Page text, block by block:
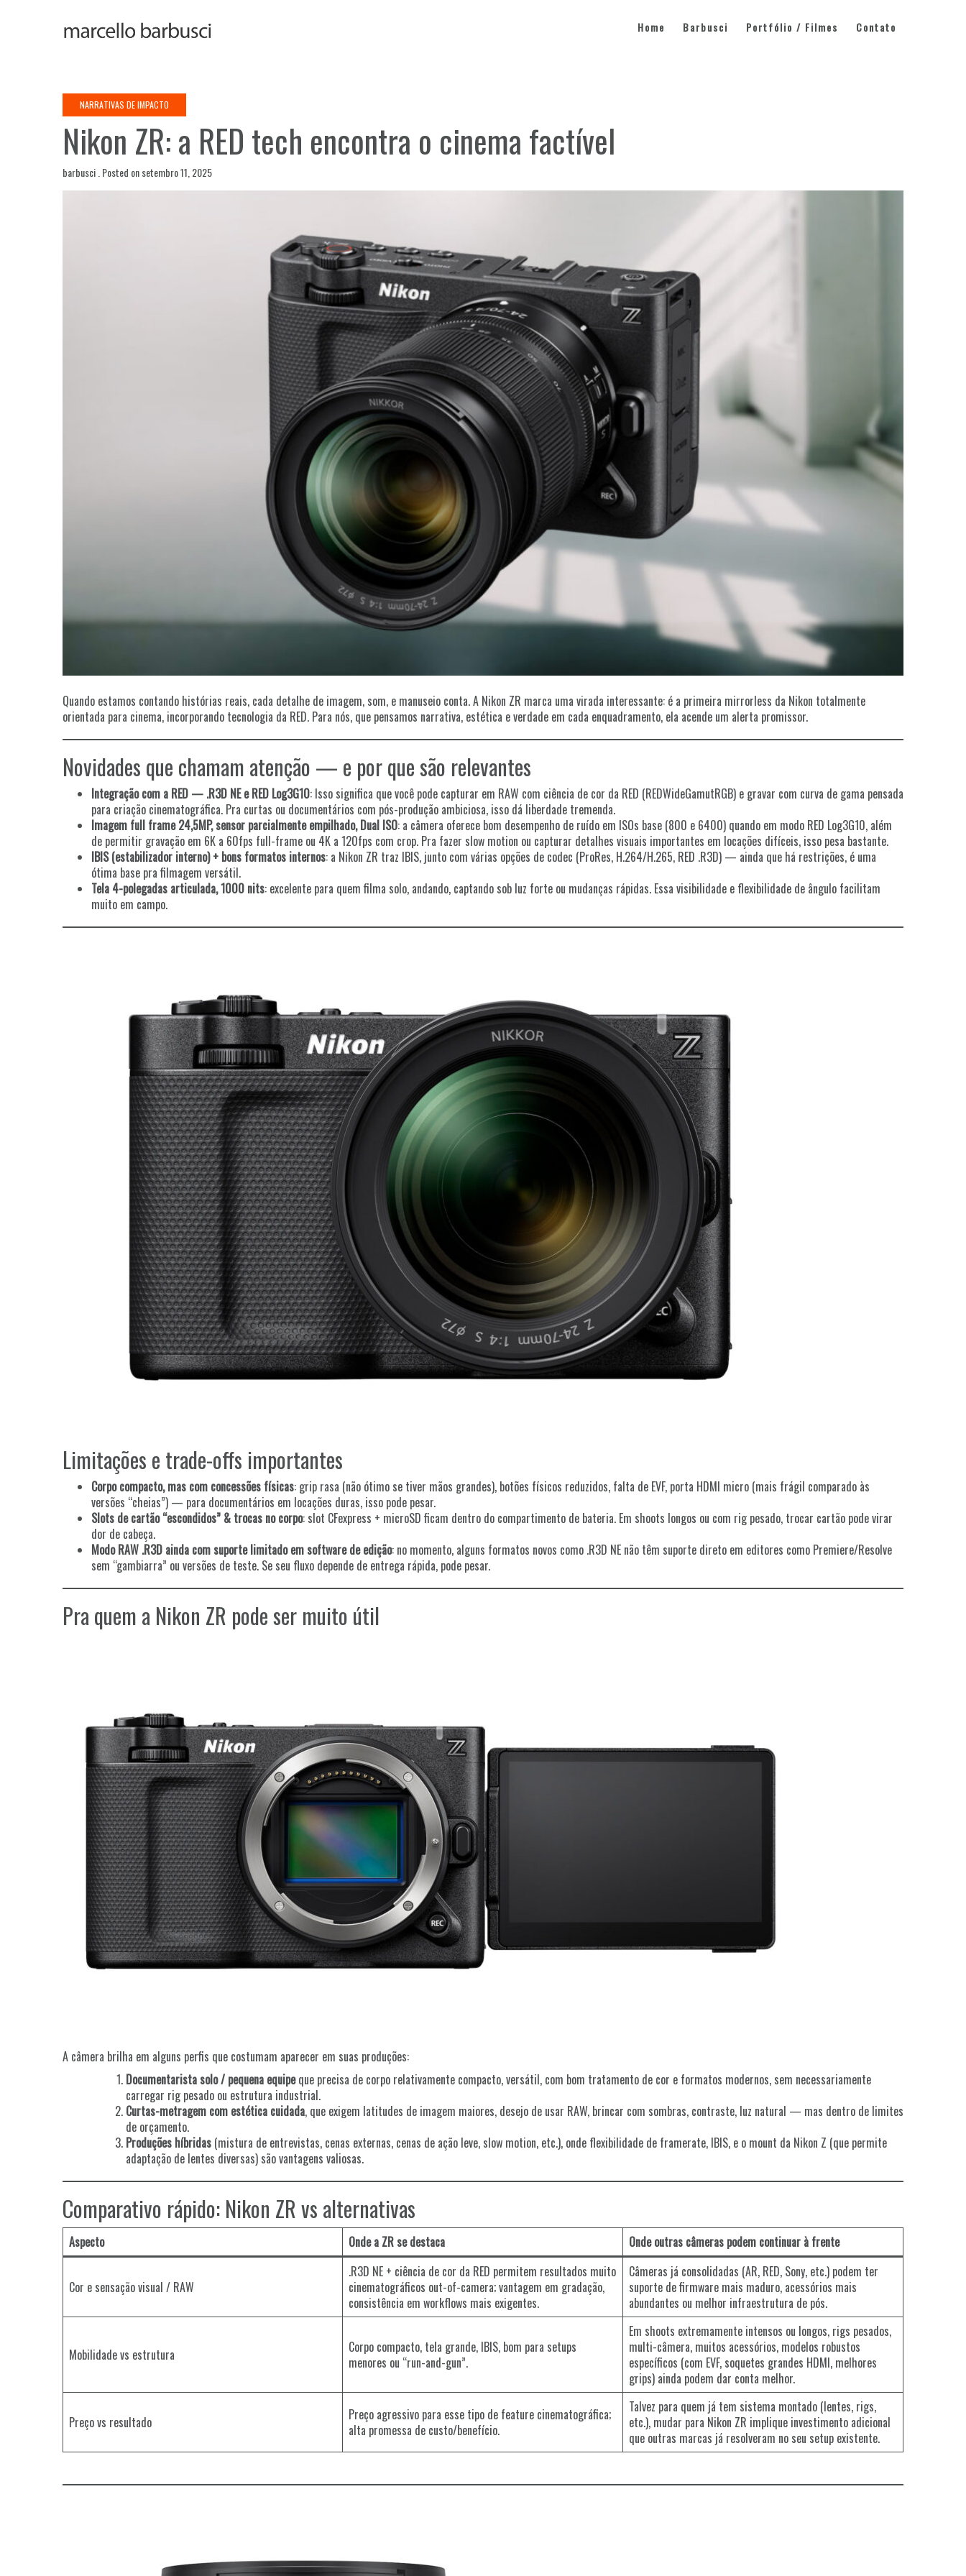
Home Barbusci Portfólio / Filmes Contato
NARRATIVAS DE IMPACTO
Nikon ZR: a RED tech encontra o cinema factível
barbusci . Posted onsetembro 11, 2025
Quando estamos contando histórias reais, cada detalhe de imagem, som, e manuseio conta. A Nikon ZR marca uma virada interessante: é a primeira mirrorless da Nikon totalmente
orientada para cinema, incorporando tecnologia da RED. Para nós, que pensamos narrativa, estética e verdade em cada enquadramento, ela acende um alerta promissor.
Novidades que chamam atenção — e por que são relevantes
Integração com a RED — .R3D NE e RED Log3G10: Isso significa que você pode capturar em RAW com ciência de cor da RED (REDWideGamutRGB) e gravar com curva de gama pensada
para criação cinematográfica. Pra curtas ou documentários com pós-produção ambiciosa, isso dá liberdade tremenda.
Imagem full frame 24,5MP, sensor parcialmente empilhado, Dual ISO: a câmera oferece bom desempenho de ruído em ISOs base (800 e 6400) quando em modo RED Log3G10, além
de permitir gravação em 6K a 60fps full-frame ou 4K a 120fps com crop. Pra fazer slow motion ou capturar detalhes visuais importantes em locações difíceis, isso pesa bastante.
IBIS (estabilizador interno) + bons formatos internos: a Nikon ZR traz IBIS, junto com várias opções de codec (ProRes, H.264/H.265, RED .R3D) — ainda que há restrições, é uma
ótima base pra filmagem versátil.
Tela 4-polegadas articulada, 1000 nits: excelente para quem filma solo, andando, captando sob luz forte ou mudanças rápidas. Essa visibilidade e flexibilidade de ângulo facilitam
muito em campo.
Limitações e trade-offs importantes
Corpo compacto, mas com concessões físicas: grip rasa (não ótimo se tiver mãos grandes), botões físicos reduzidos, falta de EVF, porta HDMI micro (mais frágil comparado às
versões “cheias”) — para documentários em locações duras, isso pode pesar.
Slots de cartão “escondidos” & trocas no corpo: slot CFexpress + microSD ficam dentro do compartimento de bateria. Em shoots longos ou com rig pesado, trocar cartão pode virar
dor de cabeça.
Modo RAW .R3D ainda com suporte limitado em software de edição: no momento, alguns formatos novos como .R3D NE não têm suporte direto em editores como Premiere/Resolve
sem “gambiarra” ou versões de teste. Se seu fluxo depende de entrega rápida, pode pesar.
Pra quem a Nikon ZR pode ser muito útil
A câmera brilha em alguns perfis que costumam aparecer em suas produções:
Documentarista solo / pequena equipeque precisa de corpo relativamente compacto, versátil, com bom tratamento de cor e formatos modernos, sem necessariamente
carregar rig pesado ou estrutura industrial.
Curtas-metragem com estética cuidada, que exigem latitudes de imagem maiores, desejo de usar RAW, brincar com sombras, contraste, luz natural — mas dentro de limites
de orçamento.
Produções híbridas (mistura de entrevistas, cenas externas, cenas de ação leve, slow motion, etc.), onde flexibilidade de framerate, IBIS, e o mount da Nikon Z (que permite
adaptação de lentes diversas) são vantagens valiosas.
Comparativo rápido: Nikon ZR vs alternativas
Aspecto Onde a ZR se destaca Onde outras câmeras podem continuar à frente
Cor e sensação visual / RAW
.R3D NE + ciência de cor da RED permitem resultados muito
cinematográficos out-of-camera; vantagem em gradação,
consistência em workflows mais exigentes.
Câmeras já consolidadas (AR, RED, Sony, etc.) podem ter
suporte de firmware mais maduro, acessórios mais
abundantes ou melhor infraestrutura de pós.
Mobilidade vs estrutura
Corpo compacto, tela grande, IBIS, bom para setups
menores ou “run-and-gun”.
Em shoots extremamente intensos ou longos, rigs pesados,
multi-câmera, muitos acessórios, modelos robustos
específicos (com EVF, soquetes grandes HDMI, melhores
grips) ainda podem dar conta melhor.
Preço vs resultado
Preço agressivo para esse tipo de feature cinematográfica;
alta promessa de custo/benefício.
Talvez para quem já tem sistema montado (lentes, rigs,
etc.), mudar para Nikon ZR implique investimento adicional
que outras marcas já resolveram no seu setup existente.